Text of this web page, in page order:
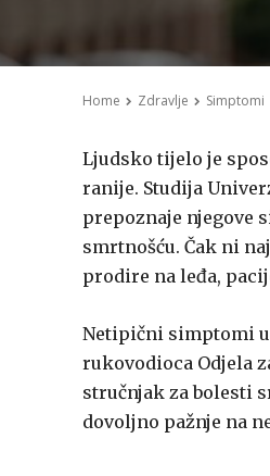
Home Zdravlje Simptomi
Ljudsko tijelo je
ranije. Studija
prepoznaje njegove
smrtnošću. Čak ni
prodire na leđa,
Netipični simptomi
rukovodioca Odjela
stručnjak za bolesti
dovoljno pažnje na